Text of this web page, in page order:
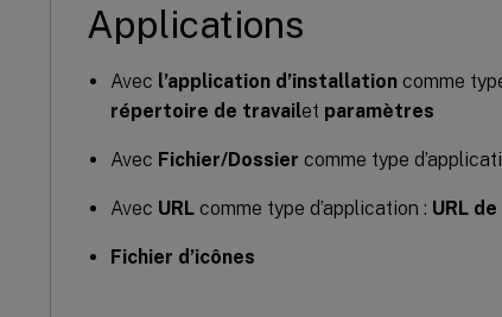
Applications
Avec l’application d’installation comme
répertoire de travailet paramètres
Avec Fichier/Dossier comme type
Avec URL comme type d’application : URL
Fichier d’icônes